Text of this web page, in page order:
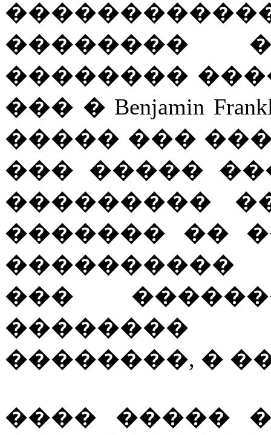
��������
�������� ���� �
��� � Benjamin
����� ���
��� �����
���������
������� ��
����������
���
��������
��������, �
���� �����